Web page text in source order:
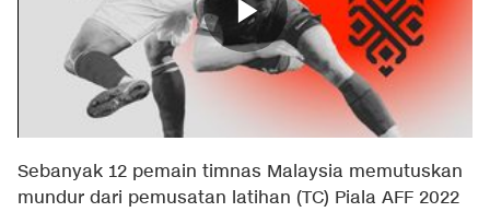
Sebanyak 12 pemain timnas Malaysia memutuskan
mundur dari pemusatan latihan (TC) Piala AFF 2022